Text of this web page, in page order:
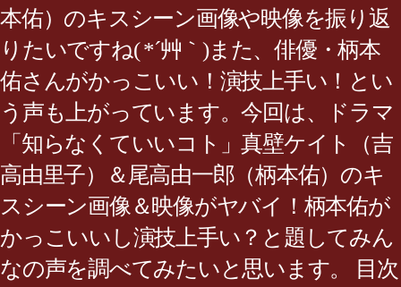
本佑）のキスシーン画像や映像を振り返
りたいですね( *´艸｀)また、俳優・柄本
佑さんがかっこいい！演技上手い！とい
う声も上がっています。今回は、ドラマ
「知らなくていいコト」真壁ケイト（吉
高由里子）＆尾高由一郎（柄本佑）のキ
スシーン画像＆映像がヤバイ！柄本佑が
かっこいいし演技上手い？と題してみん
なの声を調べてみたいと思います。 目次